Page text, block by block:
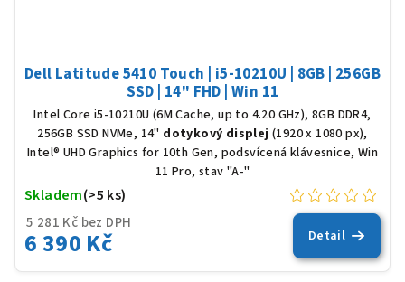
Dell Latitude 5410 Touch | i5-10210U | 8GB | 256GB
SSD | 14" FHD | Win 11
Intel Core i5-10210U (6M Cache, up to 4.20 GHz), 8GB DDR4,
256GB SSD NVMe, 14" dotykový displej (1920 x 1080 px),
Intel® UHD Graphics for 10th Gen, podsvícená klávesnice, Win
11 Pro, stav "A-"
5 281 Kč bez DPH
6 390 Kč
Skladem(>5 ks)
Detail